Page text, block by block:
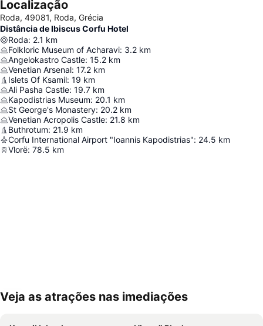
Localização
Roda, 49081, Roda, Grécia
Distância de Ibiscus Corfu Hotel
Roda: 2.1 km
Folkloric Museum of Acharavi: 3.2 km
Angelokastro Castle: 15.2 km
Venetian Arsenal: 17.2 km
Islets Of Ksamil: 19 km
Ali Pasha Castle: 19.7 km
Kapodistrias Museum: 20.1 km
St George's Monastery: 20.2 km
Venetian Acropolis Castle: 21.8 km
Buthrotum: 21.9 km
Corfu International Airport "Ioannis Kapodistrias": 24.5 km
Vlorë: 78.5 km
Ampliar mapa
Veja as atrações nas imediações